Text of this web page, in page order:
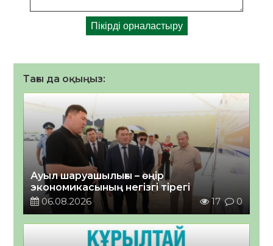
Тағы да оқыңыз:
Ауыл шаруашылығы – өңір
экономикасының негізгі тірегі
06.08.2026
17 0